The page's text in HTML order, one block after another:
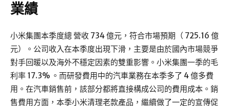
業績
小米集團本季度總 營收 734 億元，符合市場預期（ 725.16 億
元）。公司收入在本季度出現下滑，主要是由於國內市場競爭
對手回暖以及海外不穩定因素的雙重影響。小米集團一季的毛
利率 17.3% 。而研發費用中的汽車業務在本季多了 4 億多費
用。在汽車銷售前，該部分都將直接構成公司的費用成本。銷
售費用方面，本季小米清理老款產品，繼續做了一定的宣傳促